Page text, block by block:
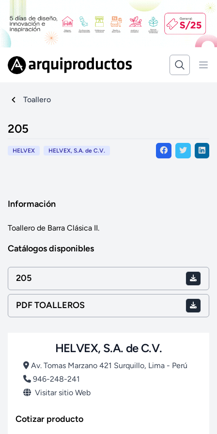
Toallero
205
HELVEX HELVEX, S.A. de C.V.
Información
Toallero de Barra Clásica II.
Catálogos disponibles
205
PDF TOALLEROS
HELVEX, S.A. de C.V.
Av. Tomas Marzano 421 Surquillo, Lima - Perú
946-248-241
Visitar sitio Web
Cotizar producto